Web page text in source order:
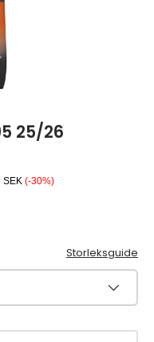
25/26
SEK (-30%)
Storleksguide